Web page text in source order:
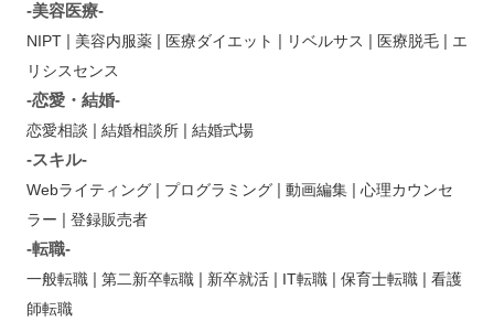
-美容医療-
NIPT | 美容内服薬 | 医療ダイエット | リベルサス | 医療脱毛 | エ
リシスセンス
-恋愛・結婚-
恋愛相談 | 結婚相談所 | 結婚式場
-スキル-
Webライティング | プログラミング | 動画編集 | 心理カウンセ
ラー | 登録販売者
-転職-
一般転職 | 第二新卒転職 | 新卒就活 | IT転職 | 保育士転職 | 看護
師転職